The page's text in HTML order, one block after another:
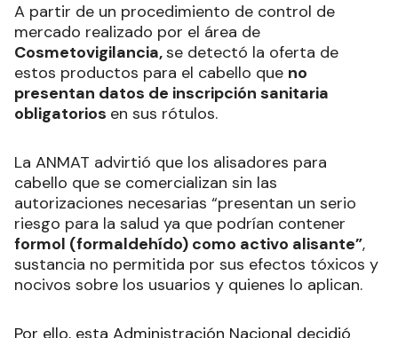
A partir de un procedimiento de control de
mercado realizado por el área de
Cosmetovigilancia,se detectó la oferta de
estos productos para el cabello que no
presentan datos de inscripción sanitaria
obligatorios en sus rótulos.
La ANMAT advirtió que los alisadores para
cabello que se comercializan sin las
autorizaciones necesarias “presentan un serio
riesgo para la salud ya que podrían contener
formol (formaldehído) como activo alisante”,
sustancia no permitida por sus efectos tóxicos y
nocivos sobre los usuarios y quienes lo aplican.
Por ello, esta Administración Nacional decidió